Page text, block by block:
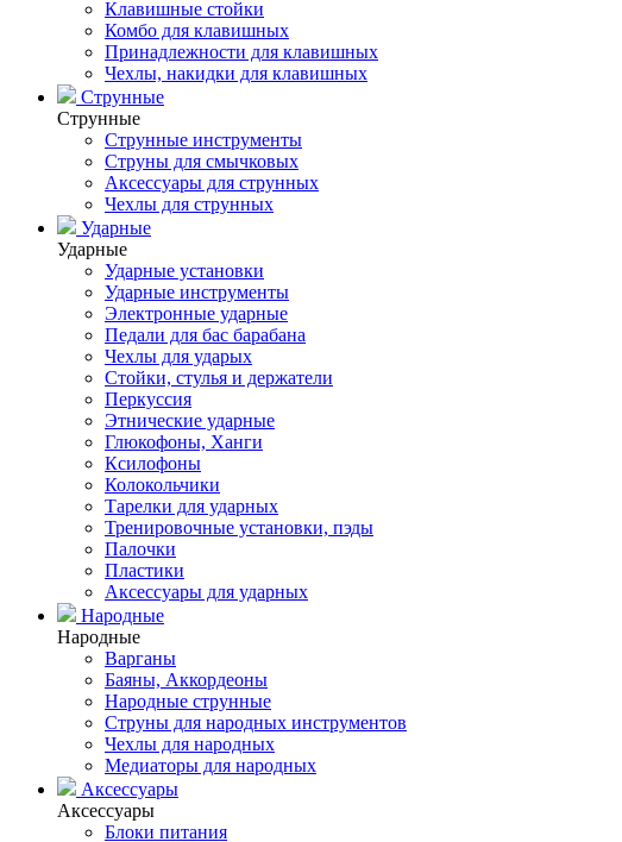
Клавишные стойки
Комбо для клавишных
Принадлежности для клавишных
Чехлы, накидки для клавишных
Струнные
Струнные
Струнные инструменты
Струны для смычковых
Аксессуары для струнных
Чехлы для струнных
Ударные
Ударные
Ударные установки
Ударные инструменты
Электронные ударные
Педали для бас барабана
Чехлы для ударых
Стойки, стулья и держатели
Перкуссия
Этнические ударные
Глюкофоны, Ханги
Ксилофоны
Колокольчики
Тарелки для ударных
Тренировочные установки, пэды
Палочки
Пластики
Аксессуары для ударных
Народные
Народные
Варганы
Баяны, Аккордеоны
Народные струнные
Струны для народных инструментов
Чехлы для народных
Медиаторы для народных
Аксессуары
Аксессуары
Блоки питания